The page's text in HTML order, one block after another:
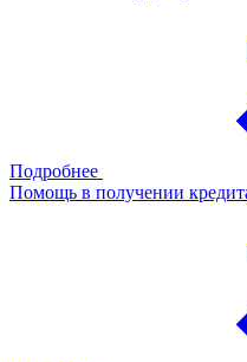
Подробнее
Помощь в получении